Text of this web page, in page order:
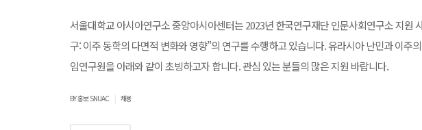
서울대학교 아시아연구소 중앙아시아센터는 2023년 한국연구재단 인문사회연구소 지원
구: 이주 동학의 다면적 변화와 영향”의 연구를 수행하고 있습니다. 유라시아 난민과 이주
임연구원을 아래와 같이 초빙하고자 합니다. 관심 있는 분들의 많은 지원 바랍니다.
BY 홍보 SNUAC 채용